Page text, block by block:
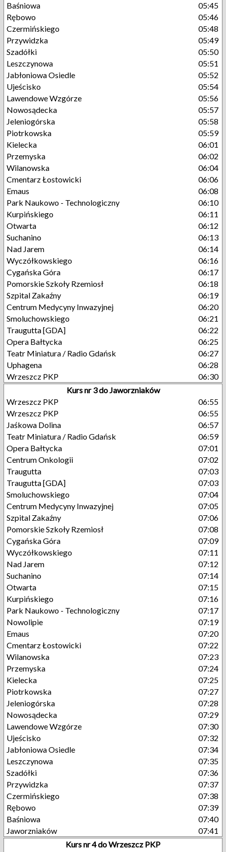
Baśniowa
05:45
Rębowo
05:46
Czermińskiego
05:48
Przywidzka
05:49
Szadółki
05:50
Leszczynowa
05:51
Jabłoniowa Osiedle
05:52
Ujeścisko
05:54
Lawendowe Wzgórze
05:56
Nowosądecka
05:57
Jeleniogórska
05:58
Piotrkowska
05:59
Kielecka
06:01
Przemyska
06:02
Wilanowska
06:04
Cmentarz Łostowicki
06:06
Emaus
06:08
Park Naukowo - Technologiczny
06:10
Kurpińskiego
06:11
Otwarta
06:12
Suchanino
06:13
Nad Jarem
06:14
Wyczółkowskiego
06:16
Cygańska Góra
06:17
Pomorskie Szkoły Rzemiosł
06:18
Szpital Zakaźny
06:19
Centrum Medycyny Inwazyjnej
06:20
Smoluchowskiego
06:21
Traugutta [GDA]
06:22
Opera Bałtycka
06:25
Teatr Miniatura / Radio Gdańsk
06:27
Uphagena
06:28
Wrzeszcz PKP
06:30
Kurs nr 3 do Jaworzniaków
Wrzeszcz PKP
06:55
Wrzeszcz PKP
06:55
Jaśkowa Dolina
06:57
Teatr Miniatura / Radio Gdańsk
06:59
Opera Bałtycka
07:01
Centrum Onkologii
07:02
Traugutta
07:03
Traugutta [GDA]
07:03
Smoluchowskiego
07:04
Centrum Medycyny Inwazyjnej
07:05
Szpital Zakaźny
07:06
Pomorskie Szkoły Rzemiosł
07:08
Cygańska Góra
07:09
Wyczółkowskiego
07:11
Nad Jarem
07:12
Suchanino
07:14
Otwarta
07:15
Kurpińskiego
07:16
Park Naukowo - Technologiczny
07:17
Nowolipie
07:19
Emaus
07:20
Cmentarz Łostowicki
07:22
Wilanowska
07:23
Przemyska
07:24
Kielecka
07:25
Piotrkowska
07:27
Jeleniogórska
07:28
Nowosądecka
07:29
Lawendowe Wzgórze
07:30
Ujeścisko
07:32
Jabłoniowa Osiedle
07:34
Leszczynowa
07:35
Szadółki
07:36
Przywidzka
07:37
Czermińskiego
07:38
Rębowo
07:39
Baśniowa
07:40
Jaworzniaków
07:41
Kurs nr 4 do Wrzeszcz PKP